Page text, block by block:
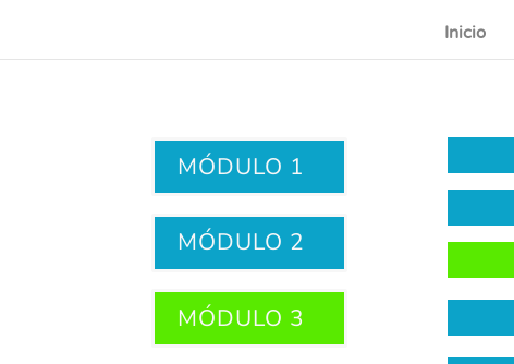
Inicio
MÓDULO 1
MÓDULO 2
MÓDULO 3